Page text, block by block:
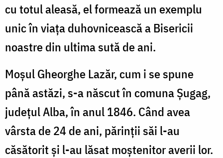
cu totul aleasă, el formează un exemplu
unic în viaţa duhovnicească a Bisericii
noastre din ultima sută de ani.
Moşul Gheorghe Lazăr, cum i se spune
până astăzi, s-a născut în comuna Şugag,
judeţul Alba, în anul 1846. Când avea
vârsta de 24 de ani, părinţii săi l-au
căsătorit şi l-au lăsat moştenitor averii lor.